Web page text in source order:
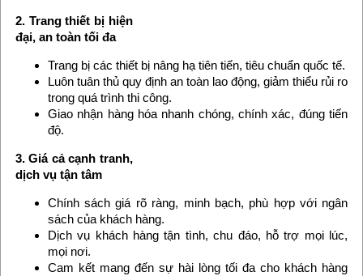
2. Trang thiết bị hiện
đại, an toàn tối đa
Trang bị các thiết bị nâng hạ tiên tiến, tiêu chuẩn quốc tế.
Luôn tuân thủ quy định an toàn lao động, giảm thiểu rủi ro
trong quá trình thi công.
Giao nhận hàng hóa nhanh chóng, chính xác, đúng tiến
độ.
3. Giá cả cạnh tranh,
dịch vụ tận tâm
Chính sách giá rõ ràng, minh bạch, phù hợp với ngân
sách của khách hàng.
Dịch vụ khách hàng tận tình, chu đáo, hỗ trợ mọi lúc,
mọi nơi.
Cam kết mang đến sự hài lòng tối đa cho khách hàng